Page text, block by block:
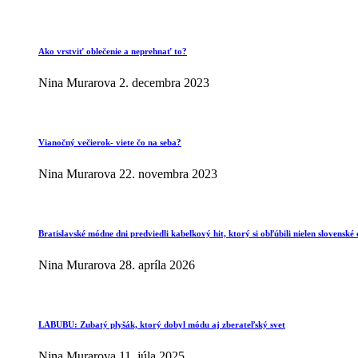
Ako vrstviť oblečenie a neprehnať to?
Nina Murarova 2. decembra 2023
Vianočný večierok- viete čo na seba?
Nina Murarova 22. novembra 2023
Bratislavské módne dni predviedli kabelkový hit, ktorý si obľúbili nielen slovenské
Nina Murarova 28. apríla 2026
LABUBU: Zubatý plyšák, ktorý dobyl módu aj zberateľský svet